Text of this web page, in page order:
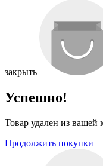
закрыть
Успешно!
Товар удален из вашей
Продолжить покупки